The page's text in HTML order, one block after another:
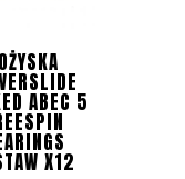
ABEC 5
X12